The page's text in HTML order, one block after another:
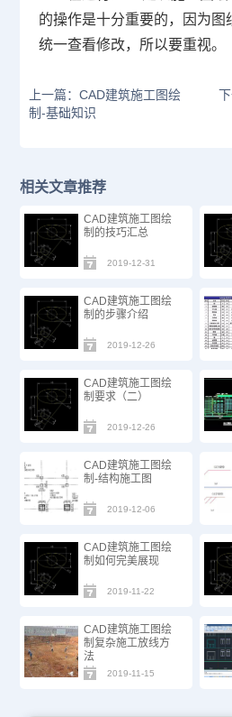
的操作是十分重要的，因为图
统一查看修改，所以要重视。
上一篇：CAD建筑施工图绘
制-基础知识
相关文章推荐
CAD建筑施工图绘
制的技巧汇总
2019-12-31
CAD建筑施工图绘
制的步骤介绍
2019-12-26
CAD建筑施工图绘
制要求（二）
2019-12-26
CAD建筑施工图绘
制-结构施工图
2019-12-06
CAD建筑施工图绘
制如何完美展现
2019-11-22
CAD建筑施工图绘
制复杂施工放线方
法
2019-11-15